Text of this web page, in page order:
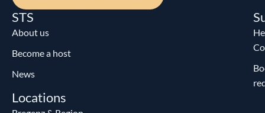
STS
About us
Become a host
News
Locations